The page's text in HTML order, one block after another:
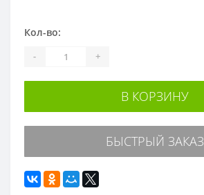
Кол-во:
- +
В КОРЗИНУ
БЫСТРЫЙ ЗАКАЗ